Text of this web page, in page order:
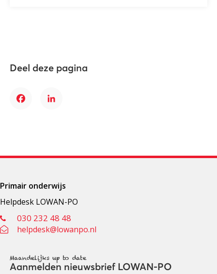
Deel deze pagina
FacebookLinkedIn
Primair onderwijs
Helpdesk LOWAN-PO
030 232 48 48
helpdesk@lowanpo.nl
Maandelijks up to date
Aanmelden nieuwsbrief LOWAN-PO